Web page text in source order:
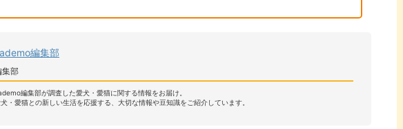
編集部
集部
編集部が調査した愛犬・愛猫に関する情報をお届け。
・愛猫との新しい生活を応援する、大切な情報や豆知識をご紹介しています。